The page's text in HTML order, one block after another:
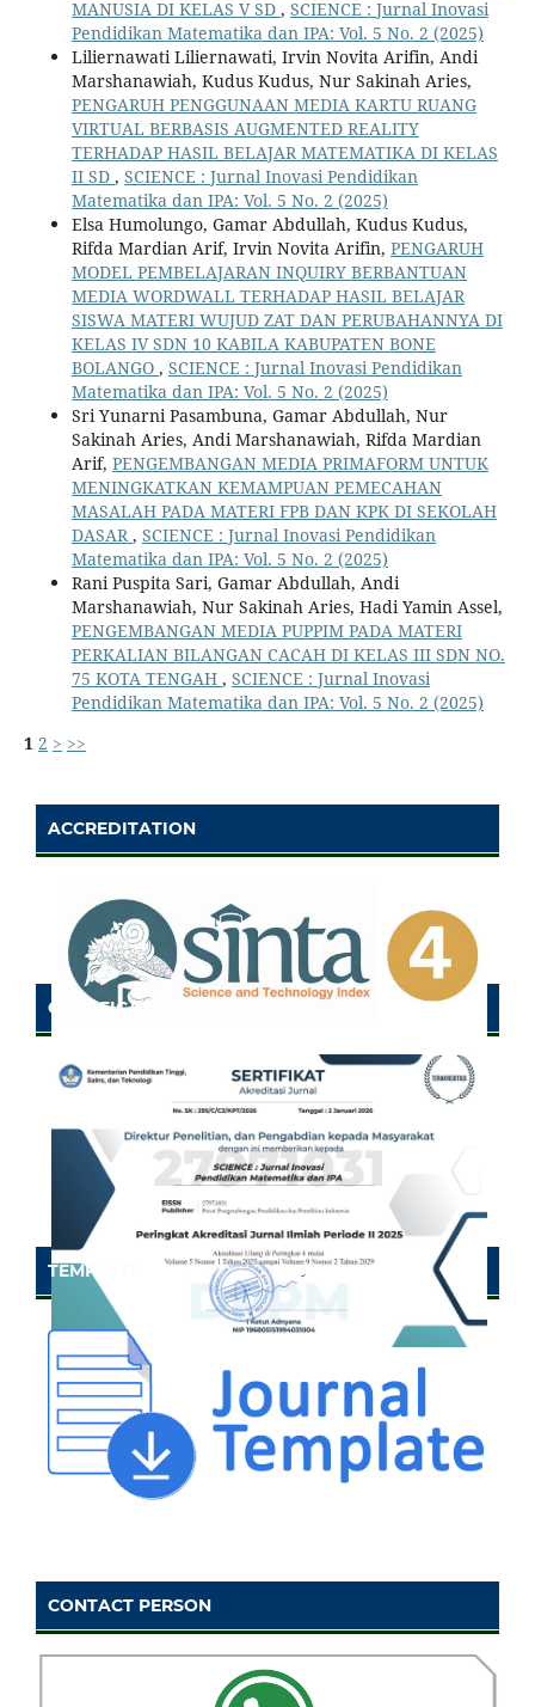
MANUSIA DI KELAS V SD , SCIENCE : Jurnal Inovasi
Pendidikan Matematika dan IPA: Vol. 5 No. 2 (2025)
Liliernawati Liliernawati, Irvin Novita Arifin, Andi
Marshanawiah, Kudus Kudus, Nur Sakinah Aries,
PENGARUH PENGGUNAAN MEDIA KARTU RUANG
VIRTUAL BERBASIS AUGMENTED REALITY
TERHADAP HASIL BELAJAR MATEMATIKA DI KELAS
II SD , SCIENCE : Jurnal Inovasi Pendidikan
Matematika dan IPA: Vol. 5 No. 2 (2025)
Elsa Humolungo, Gamar Abdullah, Kudus Kudus,
Rifda Mardian Arif, Irvin Novita Arifin, PENGARUH
MODEL PEMBELAJARAN INQUIRY BERBANTUAN
MEDIA WORDWALL TERHADAP HASIL BELAJAR
SISWA MATERI WUJUD ZAT DAN PERUBAHANNYA DI
KELAS IV SDN 10 KABILA KABUPATEN BONE
BOLANGO , SCIENCE : Jurnal Inovasi Pendidikan
Matematika dan IPA: Vol. 5 No. 2 (2025)
Sri Yunarni Pasambuna, Gamar Abdullah, Nur
Sakinah Aries, Andi Marshanawiah, Rifda Mardian
Arif, PENGEMBANGAN MEDIA PRIMAFORM UNTUK
MENINGKATKAN KEMAMPUAN PEMECAHAN
MASALAH PADA MATERI FPB DAN KPK DI SEKOLAH
DASAR, SCIENCE : Jurnal Inovasi Pendidikan
Matematika dan IPA: Vol. 5 No. 2 (2025)
Rani Puspita Sari, Gamar Abdullah, Andi
Marshanawiah, Nur Sakinah Aries, Hadi Yamin Assel,
PENGEMBANGAN MEDIA PUPPIM PADA MATERI
PERKALIAN BILANGAN CACAH DI KELAS III SDN NO.
75 KOTA TENGAH , SCIENCE : Jurnal Inovasi
Pendidikan Matematika dan IPA: Vol. 5 No. 2 (2025)
1 2 > >>
ACCREDITATION
CERTIFICATE OF SINTA
TEMPLATE
CONTACT PERSON